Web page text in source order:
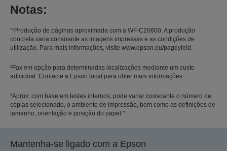
Notas:
"¹Produção de páginas aproximada com a WF-C20600. A produção
concreta varia consoante as imagens impressas e as condições de
utilização. Para mais informações, visite www.epson.eu/pageyield.
²Fax em opção para determinadas localizações mediante um custo
adicional. Contacte a Epson local para obter mais informações.
³Aprox. com base em testes internos; pode variar consoante o número de
cópias selecionado, o ambiente de impressão, bem como as definições de
tamanho, orientação e posição do papel."
Mantenha-se ligado com a Epson